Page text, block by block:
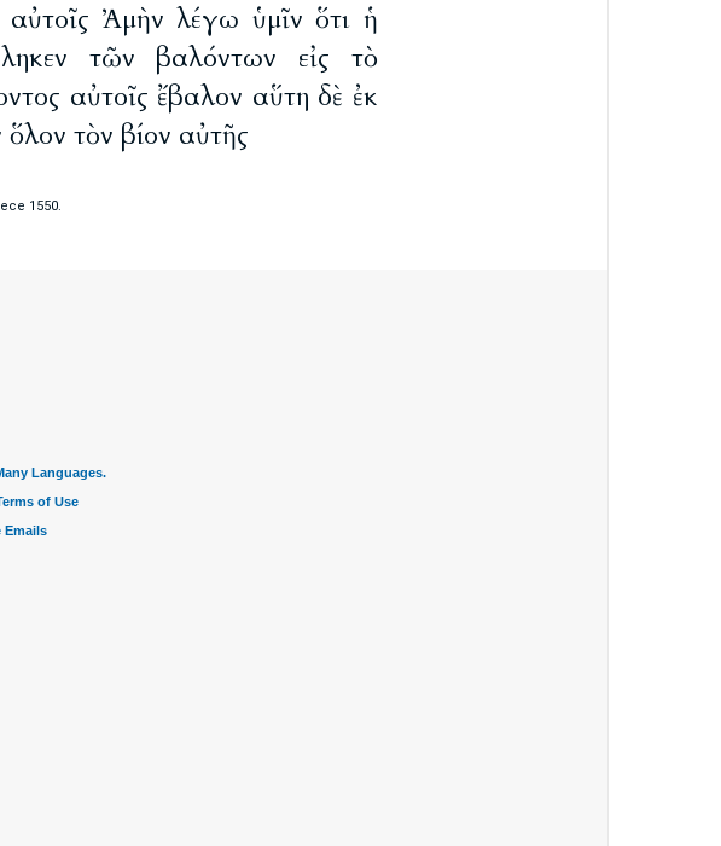
Ἀμὴν λέγω ὑμῖν ὅτι ἡ
τῶν βαλόντων εἰς τὸ
αὐτοῖς ἔβαλον αὕτη δὲ ἐκ
τὸν βίον αὐτῆς
1550.